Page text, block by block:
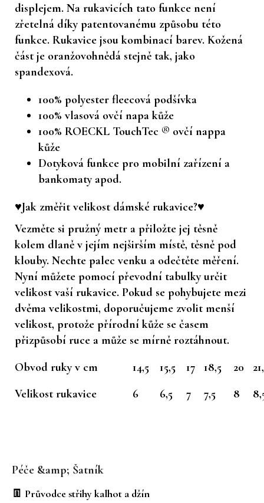
displejem. Na rukavicích tato funkce není
zřetelná díky patentovanému způsobu této
funkce. Rukavice jsou kombinací barev. Kožená
část je oranžovohnědá stejně tak, jako
spandexová.
100% polyester fleecová podšívka
100% vlasová ovčí napa kůže
100% ROECKL TouchTec ® ovčí nappa
kůže
Dotyková funkce pro mobilní zařízení a
bankomaty apod.
♥Jak změřit velikost dámské rukavice?♥
Vezměte si pružný metr a přiložte jej těsně
kolem dlaně v jejím nejširším místě, těsně pod
klouby. Nechte palec venku a odečtěte měření.
Nyní můžete pomocí převodní tabulky určit
velikost vaší rukavice. Pokud se pohybujete mezi
dvěma velikostmi, doporučujeme zvolit menší
velikost, protože přírodní kůže se časem
přizpůsobí ruce a může se mírně roztáhnout.
Obvod ruky v cm
14,5 15,5 17 18,5 20
Velikost rukavice
6 6,5 7 7,5 8
Péče &amp; Šatník
👖 Průvodce střihy kalhot a džín